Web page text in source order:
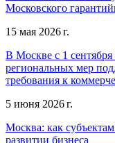
Московского
15 мая 2026 г.
В Москве с 1
региональных мер
требования к
5 июня 2026 г.
Москва: как
развитии бизнеса